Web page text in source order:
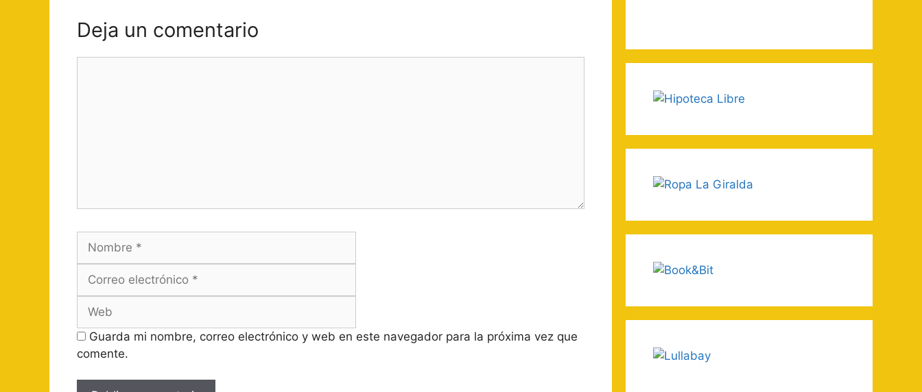
Deja un comentario
Guarda mi nombre, correo electrónico y web en este navegador para la próxima vez que
comente.